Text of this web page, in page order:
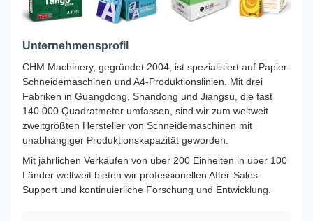
Unternehmensprofil
CHM Machinery, gegründet 2004, ist spezialisiert auf Papier-
Schneidemaschinen und A4-Produktionslinien. Mit drei
Fabriken in Guangdong, Shandong und Jiangsu, die fast
140.000 Quadratmeter umfassen, sind wir zum weltweit
zweitgrößten Hersteller von Schneidemaschinen mit
unabhängiger Produktionskapazität geworden.
Mit jährlichen Verkäufen von über 200 Einheiten in über 100
Länder weltweit bieten wir professionellen After-Sales-
Support und kontinuierliche Forschung und Entwicklung.